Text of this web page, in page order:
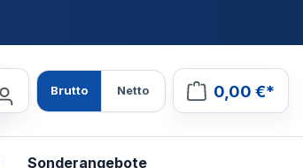
Brutto Netto 0,00 €*
Sonderangebote